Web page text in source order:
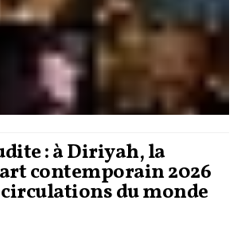
: à Diriyah, la
contemporain 2026
du monde